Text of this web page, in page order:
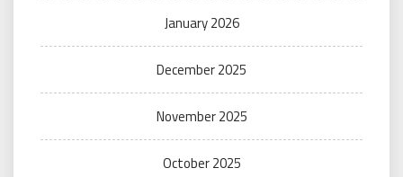
January 2026
December 2025
November 2025
October 2025